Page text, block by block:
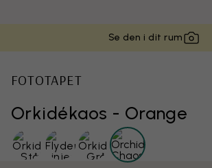
Se den i dit rum
Orkidékaos - Orange
FOTOTAPET